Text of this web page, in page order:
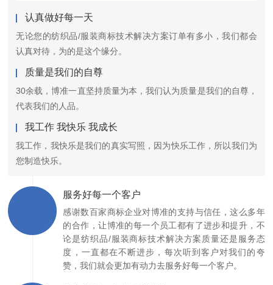
认真做好每一天
无论您的纺织品/服装商标技术解决方案订单有多小，我们都会
认真对待，为的是这个缘分。
质量是我们的自尊
30余载，博准一直坚持质量为本，我们认为质量是我们的自尊，
代表我们的人品。
我工作 我快乐 我成长
我工作，我快乐是我们的真实写照，因为快乐工作，所以我们为
您制造快乐。
服务好每一个客户
感谢数百家商标企业对博准的支持与信任，这么多年
的合作，让博准的每一个员工都有了进步和提升，不
论是纺织品/服装商标技术解决方案质量还是服务态
度，一直都在不断进步，每次听到客户对我们的夸
赞，我们就会更加有动力去服务好每一个客户。